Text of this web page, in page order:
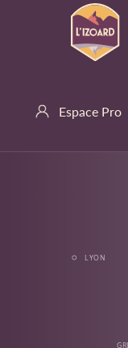
Espace Pro